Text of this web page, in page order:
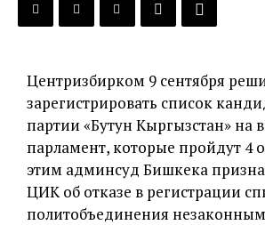
Кыргызстана
Центризбирком 9 сентября
зарегистрировать список
партии «Бутун Кыргызстан» на
парламент, которые пройдут 4
этим админсуд Бишкека
ЦИК об отказе в регистрации
политобъединения